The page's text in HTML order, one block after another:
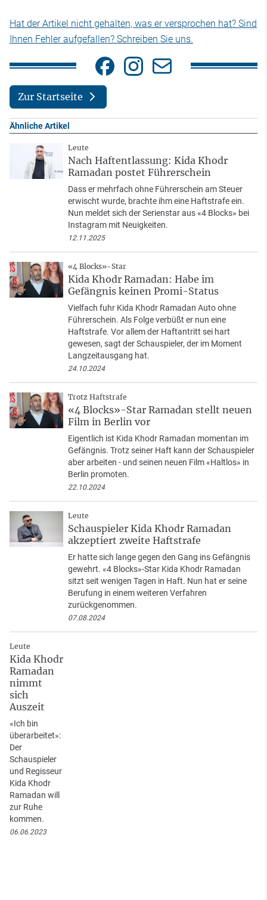
Hat der Artikel nicht gehalten, was er versprochen hat? Sind
Ihnen Fehler aufgefallen? Schreiben Sie uns.
Zur Startseite
Ähnliche Artikel
Leute
Nach Haftentlassung: Kida Khodr
Ramadan postet Führerschein
Dass er mehrfach ohne Führerschein am Steuer
erwischt wurde, brachte ihm eine Haftstrafe ein.
Nun meldet sich der Serienstar aus «4 Blocks» bei
Instagram mit Neuigkeiten.
12.11.2025
«4 Blocks»-Star
Kida Khodr Ramadan: Habe im
Gefängnis keinen Promi-Status
Vielfach fuhr Kida Khodr Ramadan Auto ohne
Führerschein. Als Folge verbüßt er nun eine
Haftstrafe. Vor allem der Haftantritt sei hart
gewesen, sagt der Schauspieler, der im Moment
Langzeitausgang hat.
24.10.2024
Trotz Haftstrafe
«4 Blocks»-Star Ramadan stellt neuen
Film in Berlin vor
Eigentlich ist Kida Khodr Ramadan momentan im
Gefängnis. Trotz seiner Haft kann der Schauspieler
aber arbeiten - und seinen neuen Film «Haltlos» in
Berlin promoten.
22.10.2024
Leute
Schauspieler Kida Khodr Ramadan
akzeptiert zweite Haftstrafe
Er hatte sich lange gegen den Gang ins Gefängnis
gewehrt. «4 Blocks»-Star Kida Khodr Ramadan
sitzt seit wenigen Tagen in Haft. Nun hat er seine
Berufung in einem weiteren Verfahren
zurückgenommen.
07.08.2024
Leute
Kida Khodr
Ramadan
nimmt
sich
Auszeit
«Ich bin
überarbeitet»:
Der
Schauspieler
und Regisseur
Kida Khodr
Ramadan will
zur Ruhe
kommen.
06.06.2023